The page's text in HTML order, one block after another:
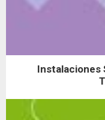
Instalaciones